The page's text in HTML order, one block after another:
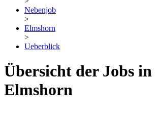
Nebenjob
>
Elmshorn
>
Ueberblick
Übersicht der Jobs in
Elmshorn